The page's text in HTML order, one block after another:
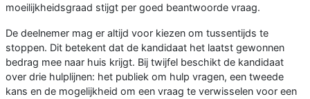
moeilijkheidsgraad stijgt per goed beantwoorde vraag.
De deelnemer mag er altijd voor kiezen om tussentijds te
stoppen. Dit betekent dat de kandidaat het laatst gewonnen
bedrag mee naar huis krijgt. Bij twijfel beschikt de kandidaat
over drie hulplijnen: het publiek om hulp vragen, een tweede
kans en de mogelijkheid om een vraag te verwisselen voor een